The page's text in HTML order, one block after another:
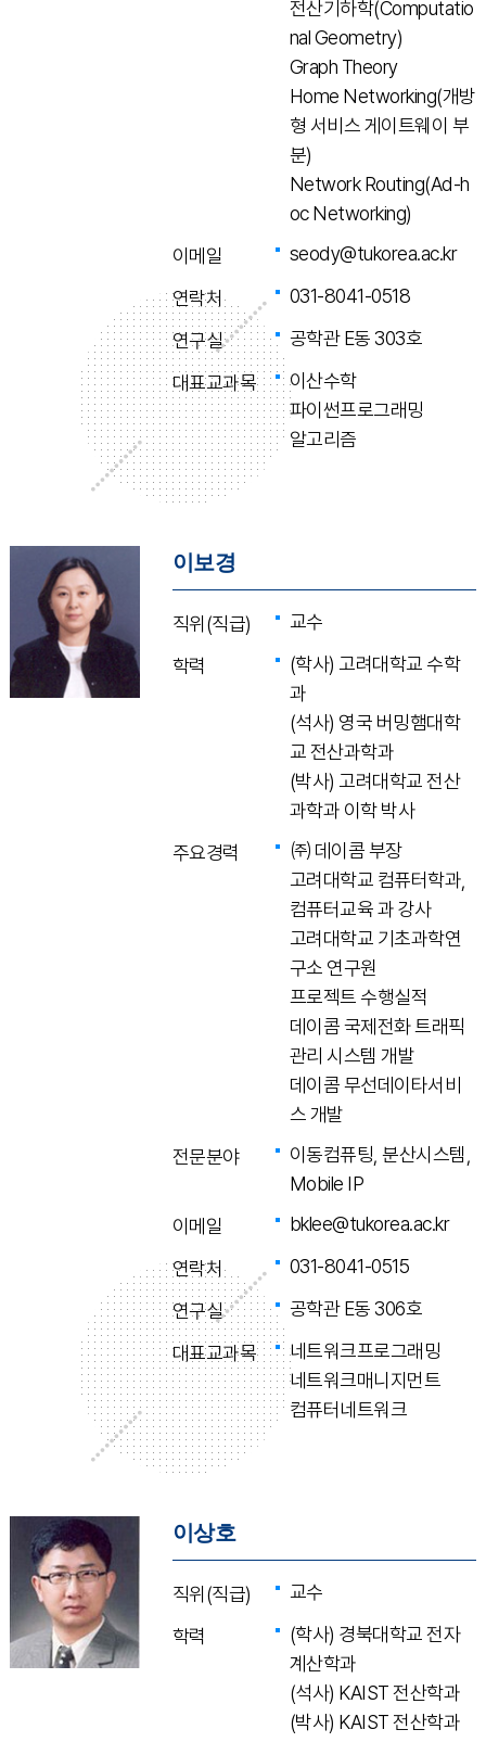
전산기하학(Computatio
nal Geometry)
Graph Theory
Home Networking(개방
형 서비스 게이트웨이 부
분)
Network Routing(Ad-h
oc Networking)
이메일
seody@tukorea.ac.kr
연락처
031-8041-0518
연구실
공학관 E동 303호
대표교과목
이산수학
파이썬프로그래밍
알고리즘
이보경
직위(직급)
교수
학력
(학사) 고려대학교 수학
과
(석사) 영국 버밍햄대학
교 전산과학과
(박사) 고려대학교 전산
과학과 이학 박사
주요경력
㈜ 데이콤 부장
고려대학교 컴퓨터학과,
컴퓨터교육 과 강사
고려대학교 기초과학연
구소 연구원
프로젝트 수행실적
데이콤 국제전화 트래픽
관리 시스템 개발
데이콤 무선데이타서비
스 개발
전문분야
이동컴퓨팅, 분산시스템,
Mobile IP
이메일
bklee@tukorea.ac.kr
연락처
031-8041-0515
연구실
공학관 E동 306호
대표교과목
네트워크프로그래밍
네트워크매니지먼트
컴퓨터네트워크
이상호
직위(직급)
교수
학력
(학사) 경북대학교 전자
계산학과
(석사) KAIST 전산학과
(박사) KAIST 전산학과